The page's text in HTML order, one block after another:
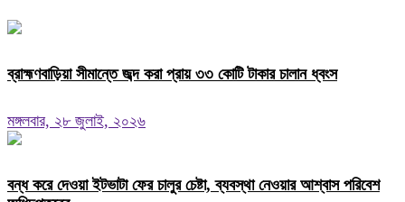
ব্রাহ্মণবাড়িয়া সীমান্তে জব্দ করা প্রায় ৩৩ কোটি টাকার চালান ধ্বংস
মঙ্গলবার, ২৮ জুলাই, ২০২৬
বন্ধ করে দেওয়া ইটভাটা ফের চালুর চেষ্টা, ব্যবস্থা নেওয়ার আশ্বাস পরিবেশ